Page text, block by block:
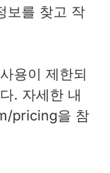
보를 찾고 작
용이 제한되
. 자세한 내
pricing을 참